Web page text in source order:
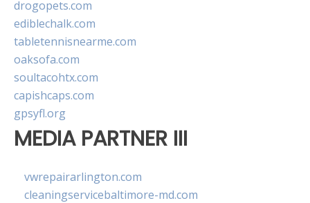
drogopets.com
ediblechalk.com
tabletennisnearme.com
oaksofa.com
soultacohtx.com
capishcaps.com
gpsyfl.org
MEDIA PARTNER III
vwrepairarlington.com
cleaningservicebaltimore-md.com